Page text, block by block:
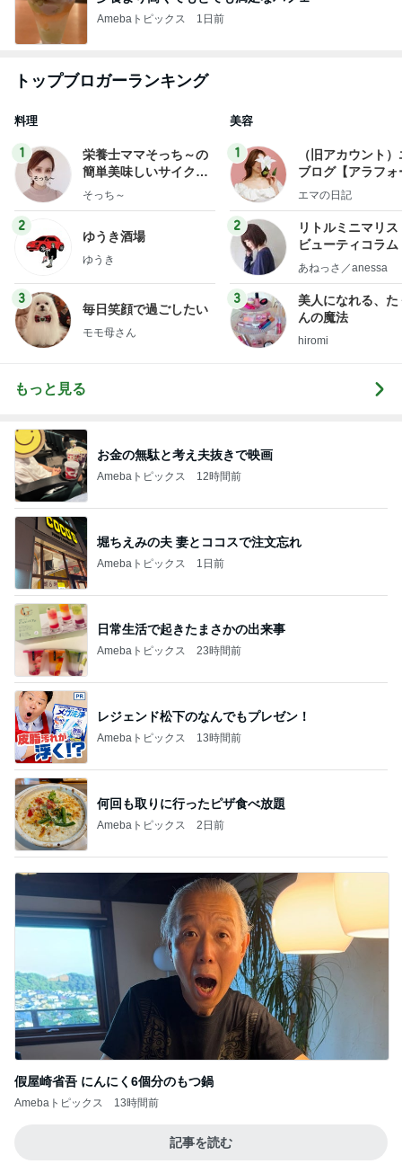
Amebaトピックス 1日前
トップブロガーランキング
料理
1
栄養士ママそっち～の
簡単美味しいサイクル
献立
そっち～
2
ゆうき酒場
ゆうき
3
毎日笑顔で過ごしたい
モモ母さん
美容
1
（旧アカウント
ブログ【アラフォ
社売却セカンドラ
エマの日記
2
リトルミニマリス
ビューティコラ
little
あねっさ／anessa
3
美人になれる、た
んの魔法
hiromi
もっと見る
お金の無駄と考え夫抜きで映画
Amebaトピックス 12時間前
堀ちえみの夫 妻とココスで注文忘れ
Amebaトピックス 1日前
日常生活で起きたまさかの出来事
Amebaトピックス 23時間前
レジェンド松下のなんでもプレゼン！
Amebaトピックス 13時間前
何回も取りに行ったピザ食べ放題
Amebaトピックス 2日前
假屋崎省吾 にんにく6個分のもつ鍋
Amebaトピックス 13時間前
記事を読む